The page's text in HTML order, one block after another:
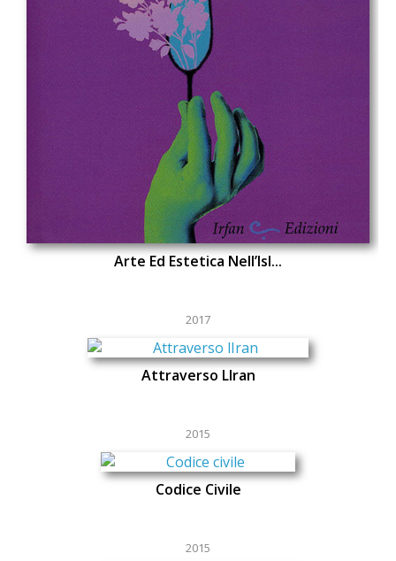
Arte Ed Estetica Nell’Isl...
2017
Attraverso LIran
2015
Codice Civile
2015